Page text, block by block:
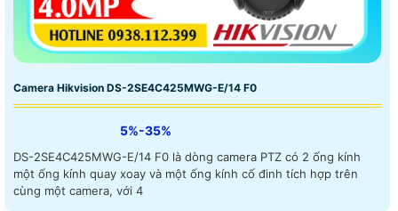
Camera Hikvision DS-2SE4C425MWG-E/14 F0
5%-35%
DS-2SE4C425MWG-E/14 F0 là dòng camera PTZ có 2 ống kính
một ống kính quay xoay và một ống kính cố đinh tích hợp trên
cùng một camera, với 4